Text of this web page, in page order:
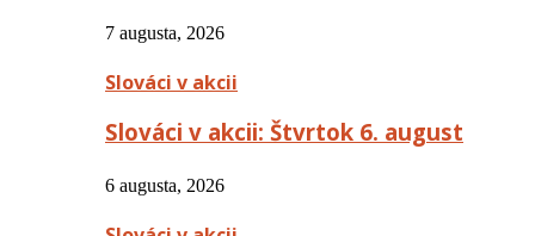
7 augusta, 2026
Slováci v akcii
Slováci v akcii: Štvrtok 6. august
6 augusta, 2026